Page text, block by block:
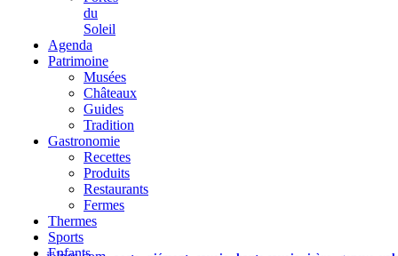
du
Soleil
Agenda
Patrimoine
Musées
Châteaux
Guides
Tradition
Gastronomie
Recettes
Produits
Restaurants
Fermes
Thermes
Sports
Enfants